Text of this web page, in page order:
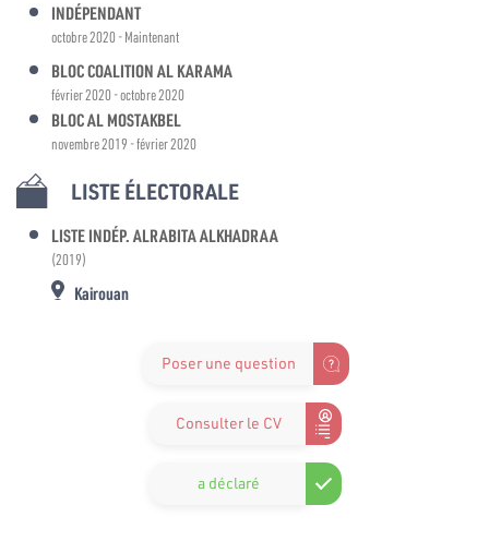
INDÉPENDANT
octobre 2020 - Maintenant
BLOC COALITION AL KARAMA
février 2020 - octobre 2020
BLOC AL MOSTAKBEL
novembre 2019 - février 2020
LISTE ÉLECTORALE
LISTE INDÉP. ALRABITA ALKHADRAA
(2019)
Kairouan
Poser une question
Consulter le CV
a déclaré